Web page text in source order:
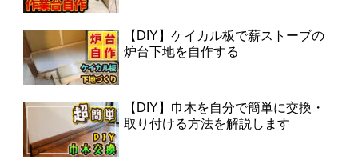
【DIY】ケイカル板で薪ストーブの
炉台下地を自作する
【DIY】巾木を自分で簡単に交換・
取り付ける方法を解説します